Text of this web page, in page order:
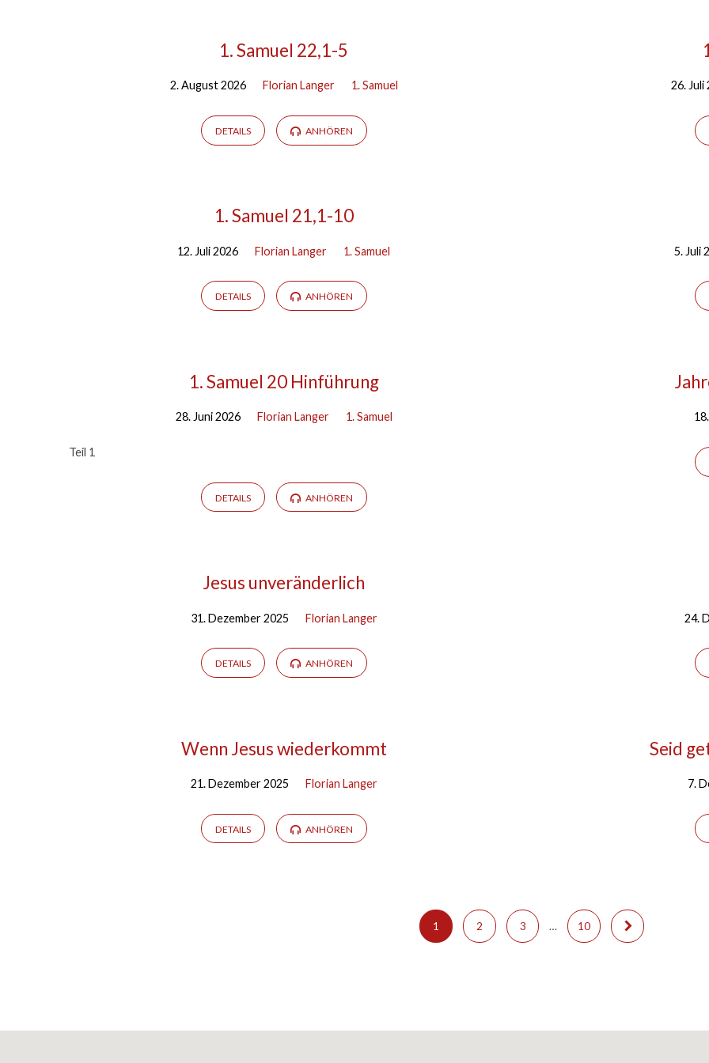
1. Samuel 22,1-5
2. August 2026 Florian Langer 1. Samuel
DETAILS ANHÖREN
26. Juli
1. Samuel 21,1-10
12. Juli 2026 Florian Langer 1. Samuel
DETAILS ANHÖREN
5. Juli
1. Samuel 20 Hinführung
28. Juni 2026 Florian Langer 1. Samuel
Teil 1
DETAILS ANHÖREN
Jesus unveränderlich
31. Dezember 2025 Florian Langer
DETAILS ANHÖREN
24.
Wenn Jesus wiederkommt
21. Dezember 2025 Florian Langer
DETAILS ANHÖREN
Seid
7.
1 2 3 … 10